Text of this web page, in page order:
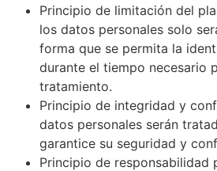
Principio de limitación del
los datos personales solo
forma que se permita la
durante el tiempo necesario
tratamiento.
Principio de integridad y
datos personales serán
garantice su seguridad y
Principio de responsabilidad